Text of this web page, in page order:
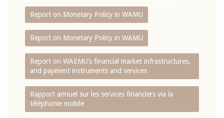
Report on Monetary Policy in WAMU
Report on Monetary Policy in WAMU
Report on WAEMU’s financial market infrastructures,
and payment instruments and services
Rapport annuel sur les services financiers via la
téléphonie mobile